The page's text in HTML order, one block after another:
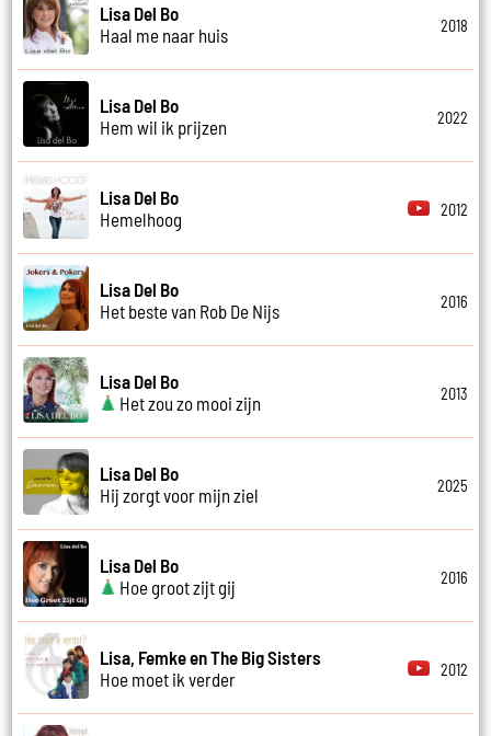
Lisa Del Bo
Haal me naar huis
2018
Lisa Del Bo
Hem wil ik prijzen
2022
Lisa Del Bo
Hemelhoog
2012
Lisa Del Bo
Het beste van Rob De Nijs
2016
Lisa Del Bo
Het zou zo mooi zijn
2013
Lisa Del Bo
Hij zorgt voor mijn ziel
2025
Lisa Del Bo
Hoe groot zijt gij
2016
Lisa, Femke en The Big Sisters
Hoe moet ik verder
2012